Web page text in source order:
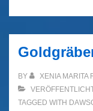
und
mehr
BY XENIA MARITA
TAGGED WITH